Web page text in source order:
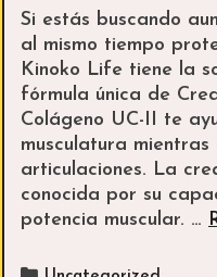
Si estás buscando
al mismo tiempo
Kinoko Life tiene la
fórmula única de
Colágeno UC-II te
musculatura
articulaciones. La
conocida por su
potencia muscular. …